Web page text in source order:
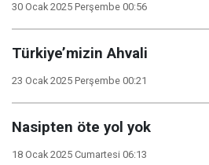
30 Ocak 2025 Perşembe 00:56
Türkiye’mizin Ahvali
23 Ocak 2025 Perşembe 00:21
Nasipten öte yol yok
18 Ocak 2025 Cumartesi 06:13